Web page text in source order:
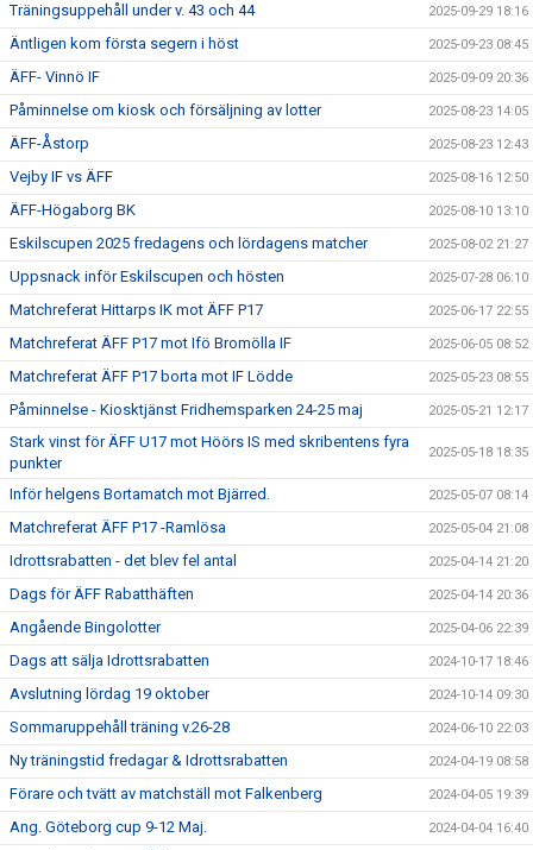
Träningsuppehåll under v. 43 och 44 2025-09-29 18:16
Äntligen kom första segern i höst 2025-09-23 08:45
ÄFF- Vinnö IF 2025-09-09 20:36
Påminnelse om kiosk och försäljning av lotter 2025-08-23 14:05
ÄFF-Åstorp 2025-08-23 12:43
Vejby IF vs ÄFF 2025-08-16 12:50
ÄFF-Högaborg BK 2025-08-10 13:10
Eskilscupen 2025 fredagens och lördagens matcher 2025-08-02 21:27
Uppsnack inför Eskilscupen och hösten 2025-07-28 06:10
Matchreferat Hittarps IK mot ÄFF P17 2025-06-17 22:55
Matchreferat ÄFF P17 mot Ifö Bromölla IF 2025-06-05 08:52
Matchreferat ÄFF P17 borta mot IF Lödde 2025-05-23 08:55
Påminnelse - Kiosktjänst Fridhemsparken 24-25 maj 2025-05-21 12:17
Stark vinst för ÄFF U17 mot Höörs IS med skribentens fyra
punkter
2025-05-18 18:35
Inför helgens Bortamatch mot Bjärred. 2025-05-07 08:14
Matchreferat ÄFF P17 -Ramlösa 2025-05-04 21:08
Idrottsrabatten - det blev fel antal 2025-04-14 21:20
Dags för ÄFF Rabatthäften 2025-04-14 20:36
Angående Bingolotter 2025-04-06 22:39
Dags att sälja Idrottsrabatten 2024-10-17 18:46
Avslutning lördag 19 oktober 2024-10-14 09:30
Sommaruppehåll träning v.26-28 2024-06-10 22:03
Ny träningstid fredagar & Idrottsrabatten 2024-04-19 08:58
Förare och tvätt av matchställ mot Falkenberg 2024-04-05 19:39
Ang. Göteborg cup 9-12 Maj. 2024-04-04 16:40